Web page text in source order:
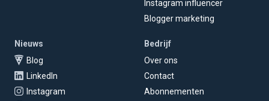
Instagram influencer
Blogger marketing
Nieuws
Blog
LinkedIn
Instagram
Bedrijf
Over ons
Contact
Abonnementen